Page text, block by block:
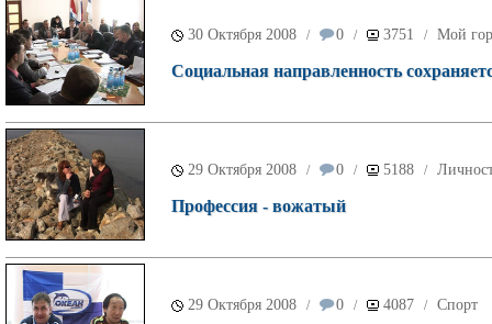
30 Октября 2008 / 0 / 3751 / Мой
Социальная направленность
29 Октября 2008 / 0 / 5188 /
Профессия - вожатый
29 Октября 2008 / 0 / 4087 / Спорт